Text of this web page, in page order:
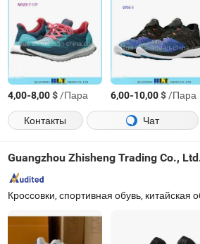
4,00-8,00$/Пара 6,00-10,00$/Пара
Контакты
Чат
Guangzhou Zhisheng Trading Co.,
Кроссовки, спортивная обувь, китайская